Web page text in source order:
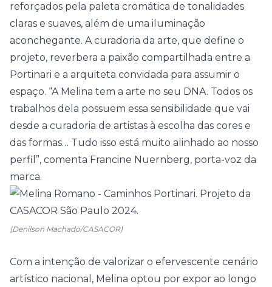
reforçados pela paleta cromática de tonalidades
claras e suaves, além de uma iluminação
aconchegante. A curadoria da arte, que define o
projeto, reverbera a paixão compartilhada entre a
Portinari e a arquiteta convidada para assumir o
espaço. “A Melina tem a arte no seu DNA. Todos os
trabalhos dela possuem essa sensibilidade que vai
desde a curadoria de artistas à escolha das cores e
das formas… Tudo isso está muito alinhado ao nosso
perfil”, comenta Francine Nuernberg, porta-voz da
marca.
(Denilson Machado/CASACOR)
Com a intenção de valorizar o efervescente cenário
artístico nacional, Melina optou por expor ao longo